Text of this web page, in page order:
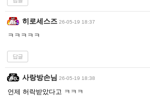
히로세스즈 26-05-19 18:37
ㅋㅋㅋㅋㅋ
답글
사랑방손님 26-05-19 18:38
언제 허락받았다고 ㅋㅋㅋ